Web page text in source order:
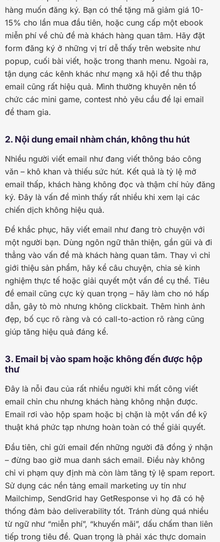
hàng muốn đăng ký. Bạn có thể tặng mã giảm giá 10-
15% cho lần mua đầu tiên, hoặc cung cấp một ebook
miễn phí về chủ đề mà khách hàng quan tâm. Hãy đặt
form đăng ký ở những vị trí dễ thấy trên website như
popup, cuối bài viết, hoặc trong thanh menu. Ngoài ra,
tận dụng các kênh khác như mạng xã hội để thu thập
email cũng rất hiệu quả. Mình thường khuyên nên tổ
chức các mini game, contest nhỏ yêu cầu để lại email
để tham gia.
2. Nội dung email nhàm chán, không thu hút
Nhiều người viết email như đang viết thông báo công
văn – khô khan và thiếu sức hút. Kết quả là tỷ lệ mở
email thấp, khách hàng không đọc và thậm chí hủy đăng
ký. Đây là vấn đề mình thấy rất nhiều khi xem lại các
chiến dịch không hiệu quả.
Để khắc phục, hãy viết email như đang trò chuyện với
một người bạn. Dùng ngôn ngữ thân thiện, gần gũi và đi
thẳng vào vấn đề mà khách hàng quan tâm. Thay vì chỉ
giới thiệu sản phẩm, hãy kể câu chuyện, chia sẻ kinh
nghiệm thực tế hoặc giải quyết một vấn đề cụ thể. Tiêu
đề email cũng cực kỳ quan trọng – hãy làm cho nó hấp
dẫn, gây tò mò nhưng không clickbait. Thêm hình ảnh
đẹp, bố cục rõ ràng và có call-to-action rõ ràng cũng
giúp tăng hiệu quả đáng kể.
3. Email bị vào spam hoặc không đến được hộp
thư
Đây là nỗi đau của rất nhiều người khi mất công viết
email chỉn chu nhưng khách hàng không nhận được.
Email rơi vào hộp spam hoặc bị chặn là một vấn đề kỹ
thuật khá phức tạp nhưng hoàn toàn có thể giải quyết.
Đầu tiên, chỉ gửi email đến những người đã đồng ý nhận
– đừng bao giờ mua danh sách email. Điều này không
chỉ vi phạm quy định mà còn làm tăng tỷ lệ spam report.
Sử dụng các nền tảng email marketing uy tín như
Mailchimp, SendGrid hay GetResponse vì họ đã có hệ
thống đảm bảo deliverability tốt. Tránh dùng quá nhiều
từ ngữ như “miễn phí”, “khuyến mãi”, dấu chấm than liên
tiếp trong tiêu đề. Quan trọng là phải xác thực domain